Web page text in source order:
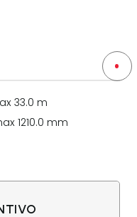
33.0 m
1210.0 mm